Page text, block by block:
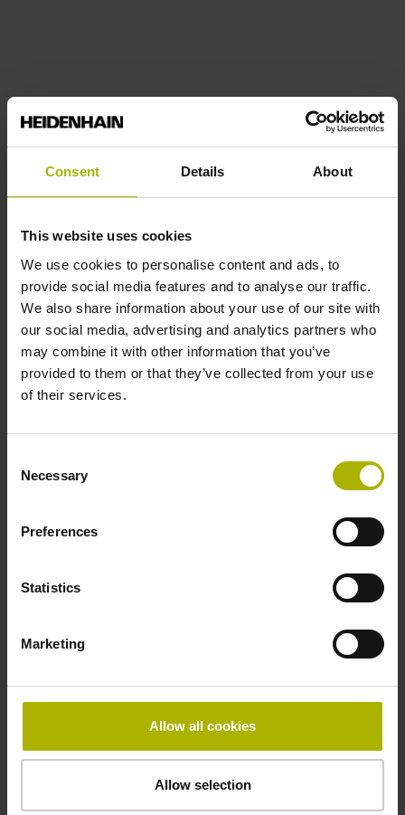
Consent Details About
This website uses cookies
We use cookies to personalise content and ads, to
provide social media features and to analyse our traffic.
We also share information about your use of our site with
our social media, advertising and analytics partners who
may combine it with other information that you’ve
provided to them or that they’ve collected from your use
of their services.
Selection
Necessary
Preferences
Statistics
Marketing
Allow all cookies
Allow selection
ATS-Software zum Betrieb erforderlich
Ethernet-Schnittstelle: Anschluss an PC
Mehr erfahren